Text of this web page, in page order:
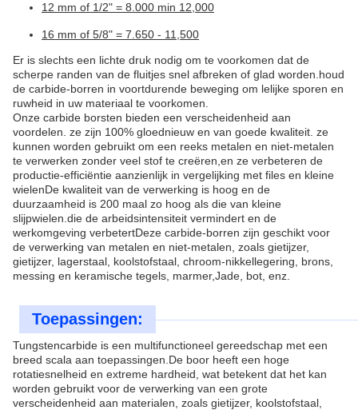
12 mm of 1/2" = 8.000 min 12,000
16 mm of 5/8" = 7.650 - 11,500
Er is slechts een lichte druk nodig om te voorkomen dat de
scherpe randen van de fluitjes snel afbreken of glad worden.houd
de carbide-borren in voortdurende beweging om lelijke sporen en
ruwheid in uw materiaal te voorkomen.
Onze carbide borsten bieden een verscheidenheid aan
voordelen. ze zijn 100% gloednieuw en van goede kwaliteit. ze
kunnen worden gebruikt om een reeks metalen en niet-metalen
te verwerken zonder veel stof te creëren,en ze verbeteren de
productie-efficiëntie aanzienlijk in vergelijking met files en kleine
wielenDe kwaliteit van de verwerking is hoog en de
duurzaamheid is 200 maal zo hoog als die van kleine
slijpwielen.die de arbeidsintensiteit vermindert en de
werkomgeving verbetertDeze carbide-borren zijn geschikt voor
de verwerking van metalen en niet-metalen, zoals gietijzer,
gietijzer, lagerstaal, koolstofstaal, chroom-nikkellegering, brons,
messing en keramische tegels, marmer,Jade, bot, enz.
Toepassingen:
Tungstencarbide is een multifunctioneel gereedschap met een
breed scala aan toepassingen.De boor heeft een hoge
rotatiesnelheid en extreme hardheid, wat betekent dat het kan
worden gebruikt voor de verwerking van een grote
verscheidenheid aan materialen, zoals gietijzer, koolstofstaal,